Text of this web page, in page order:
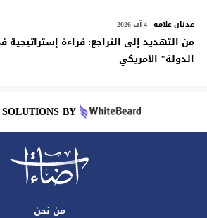
عدنان علامه- 4 آب 2026
​من التهديد إلى التراجع: قراءة
الدولة" الأمريكي
BY
من نحن